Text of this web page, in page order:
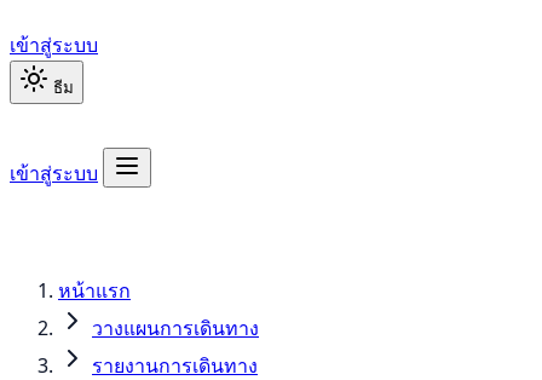
เข้าสู่ระบบ
ธีม
เข้าสู่ระบบ
หน้าแรก
วางแผนการเดินทาง
รายงานการเดินทาง